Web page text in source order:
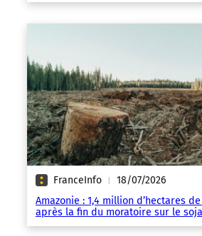
FranceInfo | 18/07/2026
Amazonie : 1,4 million d’hectares
après la fin du moratoire sur le soja